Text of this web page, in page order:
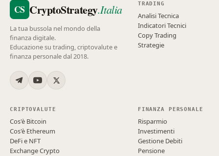
CS CryptoStrategy.Italia
La tua bussola nel mondo della
finanza digitale.
Educazione su trading, criptovalute e
finanza personale dal 2018.
TRADING
Analisi Tecnica
Indicatori Tecnici
Copy Trading
Strategie
CRIPTOVALUTE
Cos'è Bitcoin
Cos'è Ethereum
DeFi e NFT
Exchange Crypto
FINANZA PERSONALE
Risparmio
Investimenti
Gestione Debiti
Pensione